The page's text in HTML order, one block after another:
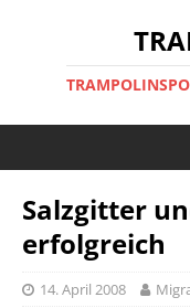
Salzgitter
erfolgreich
14. April 2008